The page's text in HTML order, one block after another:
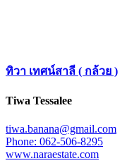
ทิวา เทศน์สาลี ( กล้วย )
​Tiwa​ Tessalee
tiwa.banana@gmail.com
Phone: 062-506-8295
www.naraestate.com